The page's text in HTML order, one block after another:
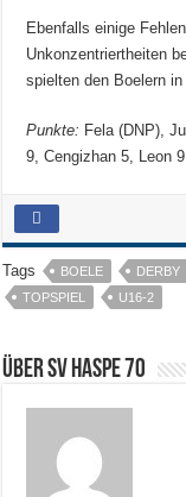
Ebenfalls einige
Unkonzentriertheiten
spielten den Boelern
Punkte: Fela (DNP),
9, Cengizhan 5, Leon
Tags BOELE DERBY
TOPSPIEL
U16-2
Über SV HASPE 70